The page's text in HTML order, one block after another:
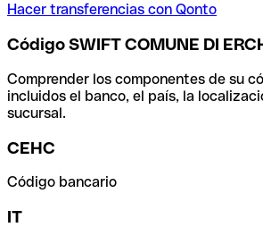
Hacer transferencias con Qonto
Código SWIFT COMUNE DI
Comprender los componentes de su
incluidos el banco, el país, la
sucursal.
CEHC
Código bancario
IT